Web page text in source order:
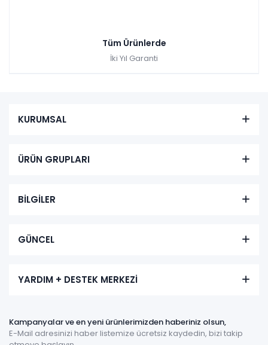
Tüm Ürünlerde
İki Yıl Garanti
KURUMSAL
ÜRÜN GRUPLARI
BİLGİLER
GÜNCEL
YARDIM + DESTEK MERKEZİ
Kampanyalar ve en yeni ürünlerimizden haberiniz olsun,
E-Mail adresinizi haber listemize ücretsiz kaydedin, bizi takip